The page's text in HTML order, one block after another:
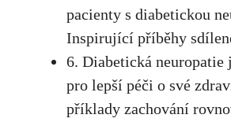
‍pacienty s diabetickou
Inspirující příběhy
6. Diabetická neuropatie
pro lepší ⁤péči o‌ své
příklady ​zachování